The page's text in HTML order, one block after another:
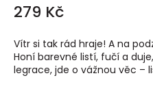
279 Kč
Vítr si tak rád hraje! A na
Honí barevné listí, fučí a
legrace, jde o vážnou věc –